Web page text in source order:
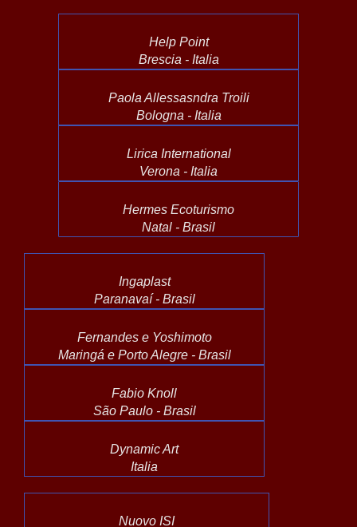
Help Point
Brescia - Italia
Paola Allessasndra Troili
Bologna - Italia
Lirica International
Verona - Italia
Hermes Ecoturismo
Natal - Brasil
Ingaplast
Paranavaí - Brasil
Fernandes e Yoshimoto
Maringá e Porto Alegre - Brasil
Fabio Knoll
São Paulo - Brasil
Dynamic Art
Italia
Nuovo ISI